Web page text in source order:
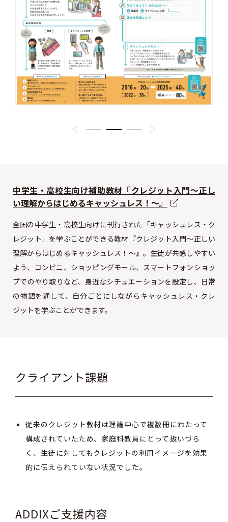
中学生・高校生向け補助教材『クレジット入門～正し
い理解からはじめるキャッシュレス！～』
全国の中学生・高校生向けに刊行された「キャッシュレス・ク
レジット」を学ぶことができる教材『クレジット入門～正しい
理解からはじめるキャッシュレス！～』。生徒が共感しやすい
よう、コンビニ、ショッピングモール、スマートフォンショッ
プでのやり取りなど、身近なシチュエーションを設定し、日常
の物語を通して、自分ごとにしながらキャッシュレス・クレ
ジットを学ぶことができます。
クライアント課題
従来のクレジット教材は理論中心で複数冊にわたって
構成されていたため、家庭科教員にとって扱いづら
く、生徒に対してもクレジットの利用イメージを効果
的に伝えられていない状況でした。
ADDIXご支援内容